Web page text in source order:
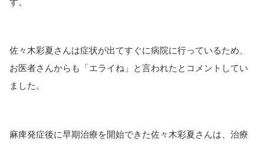
佐々木彩夏さんは症状が出てすぐに病院に行っているため、
お医者さんからも「エライね」と言われたとコメントしてい
ました。
麻痺発症後に早期治療を開始できた佐々木彩夏さんは、治療